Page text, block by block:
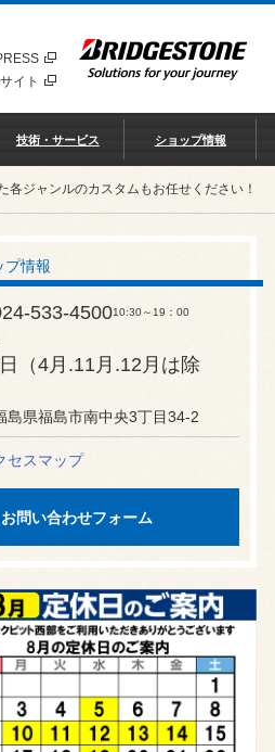
イト
技術・サービス ショップ情報
ジャンルのカスタムもお任せください！
プ情報
533-450010:30～19：00
（4月.11月.12月は除
）
島県福島市南中央3丁目34-2
セスマップ
お問い合わせフォーム